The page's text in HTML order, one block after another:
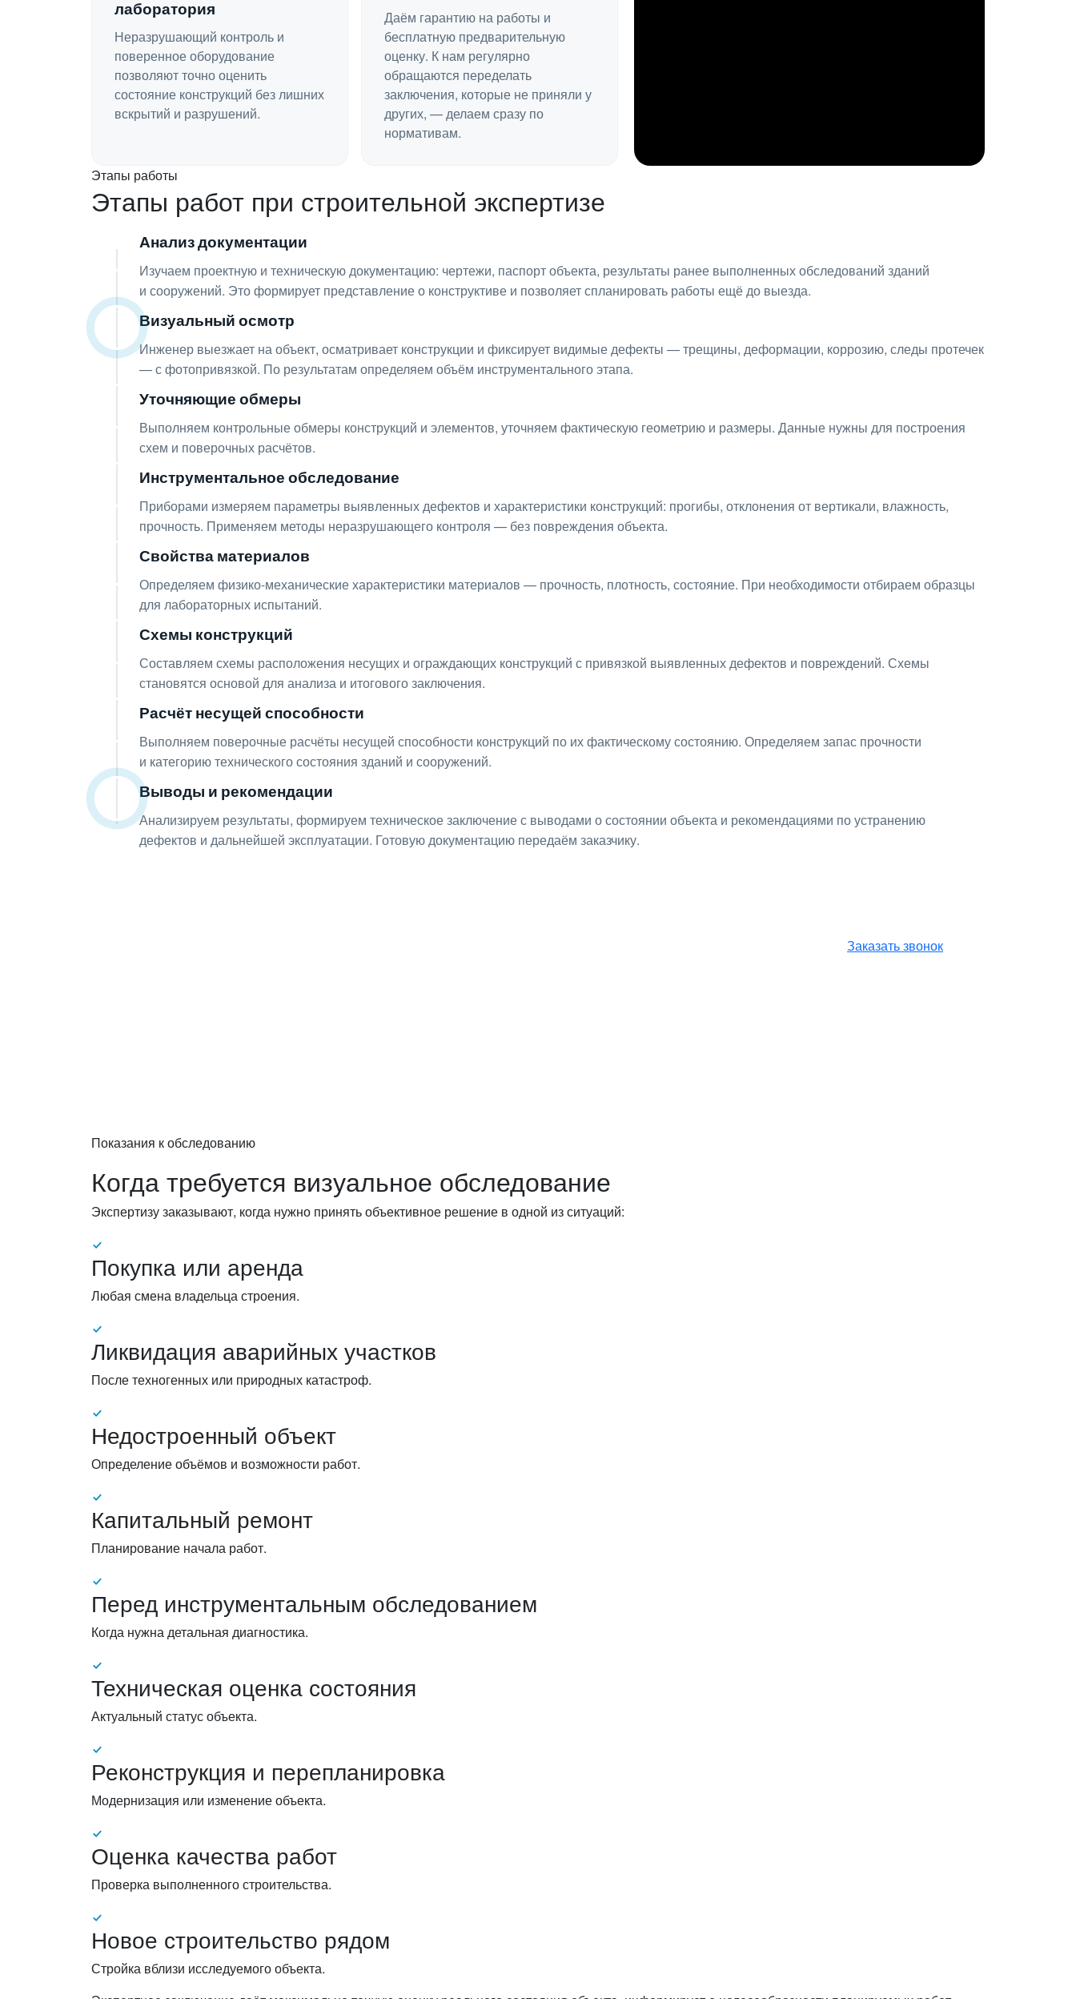
лаборатория
Неразрушающий контроль и
поверенное оборудование
позволяют точно оценить
состояние конструкций без лишних
вскрытий и разрушений.
Даём гарантию на работы и
бесплатную предварительную
оценку. К нам регулярно
обращаются переделать
заключения, которые не приняли у
других, — делаем сразу по
нормативам.
Этапы работы
Этапы работ при строительной экспертизе
01 Анализ документации
Изучаем проектную и техническую документацию: чертежи, паспорт объекта, результаты ранее выполненных обследований зданий
и сооружений. Это формирует представление о конструктиве и позволяет спланировать работы ещё до выезда.
Визуальный осмотр
Инженер выезжает на объект, осматривает конструкции и фиксирует видимые дефекты — трещины, деформации, коррозию, следы протечек
— с фотопривязкой. По результатам определяем объём инструментального этапа.
Уточняющие обмеры
Выполняем контрольные обмеры конструкций и элементов, уточняем фактическую геометрию и размеры. Данные нужны для построения
схем и поверочных расчётов.
Инструментальное обследование
Приборами измеряем параметры выявленных дефектов и характеристики конструкций: прогибы, отклонения от вертикали, влажность,
прочность. Применяем методы неразрушающего контроля — без повреждения объекта.
Свойства материалов
Определяем физико-механические характеристики материалов — прочность, плотность, состояние. При необходимости отбираем образцы
для лабораторных испытаний.
Схемы конструкций
Составляем схемы расположения несущих и ограждающих конструкций с привязкой выявленных дефектов и повреждений. Схемы
становятся основой для анализа и итогового заключения.
Расчёт несущей способности
Выполняем поверочные расчёты несущей способности конструкций по их фактическому состоянию. Определяем запас прочности
и категорию технического состояния зданий и сооружений.
Выводы и рекомендации
Анализируем результаты, формируем техническое заключение с выводами о состоянии объекта и рекомендациями по устранению
дефектов и дальнейшей эксплуатации. Готовую документацию передаём заказчику.
Заказать звонок
Показания к обследованию
Когда требуется визуальное обследование
Экспертизу заказывают, когда нужно принять объективное решение в одной из ситуаций:
Покупка или аренда
Любая смена владельца строения.
Ликвидация аварийных участков
После техногенных или природных катастроф.
Недостроенный объект
Определение объёмов и возможности работ.
Капитальный ремонт
Планирование начала работ.
Перед инструментальным обследованием
Когда нужна детальная диагностика.
Техническая оценка состояния
Актуальный статус объекта.
Реконструкция и перепланировка
Модернизация или изменение объекта.
Оценка качества работ
Проверка выполненного строительства.
Новое строительство рядом
Стройка вблизи исследуемого объекта.